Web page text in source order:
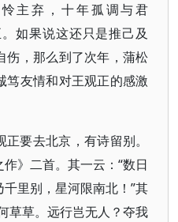
主弃，十年孤调与君
如果说这还只是推己及
伤，那么到了次年，蒲松
笃友情和对王观正的感激
要去北京，有诗留别。
》二首。其一云：“数日
里别，星河限南北！”其
草草。远行岂无人？夺我